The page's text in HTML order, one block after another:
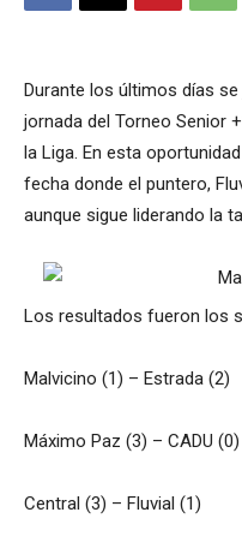
Durante los últimos días
jornada del Torneo Senior
la Liga. En esta
fecha donde el puntero,
aunque sigue liderando la
Los resultados fueron los
Malvicino (1) – Estrada (2)
Máximo Paz (3) – CADU (0)
Central (3) – Fluvial (1)